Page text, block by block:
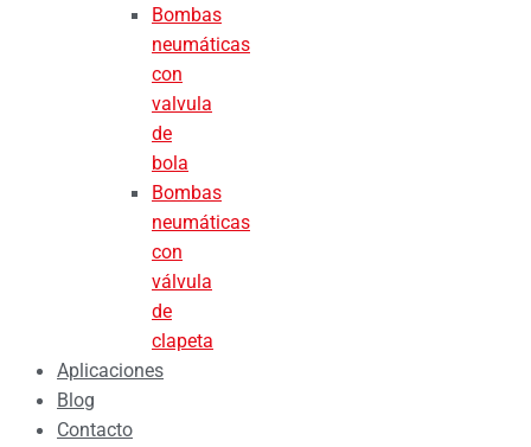
Bombas
neumáticas
con
valvula
de
bola
Bombas
neumáticas
con
válvula
de
clapeta
Aplicaciones
Blog
Contacto